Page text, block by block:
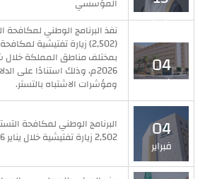
يوليو
المؤسسي
04
فبراير
نفذ البرنامج الوطني لمكافحة
(2,502) زيارة تفتيشية
بمختلف مناطق المملكة خلال
2026م، وذلك استنادًا على
ومؤشرات الاشتباه بالتستر.
04
فبراير
البرنامج الوطني لمكافحة
2,502 زيارة تفتيشية خلال يناير 2026